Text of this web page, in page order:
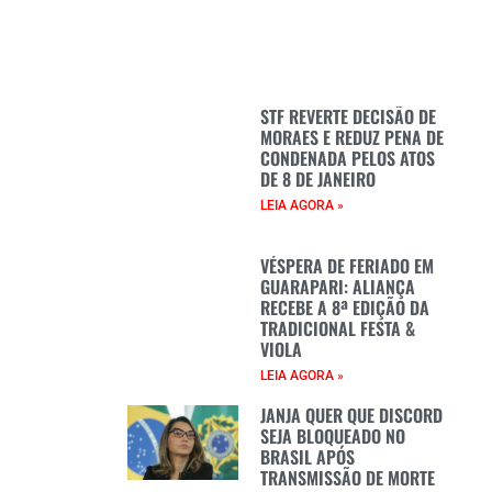
STF REVERTE DECISÃO DE
MORAES E REDUZ PENA DE
CONDENADA PELOS ATOS
DE 8 DE JANEIRO
LEIA AGORA »
VÉSPERA DE FERIADO EM
GUARAPARI: ALIANÇA
RECEBE A 8ª EDIÇÃO DA
TRADICIONAL FESTA &
VIOLA
LEIA AGORA »
JANJA QUER QUE DISCORD
SEJA BLOQUEADO NO
BRASIL APÓS
TRANSMISSÃO DE MORTE